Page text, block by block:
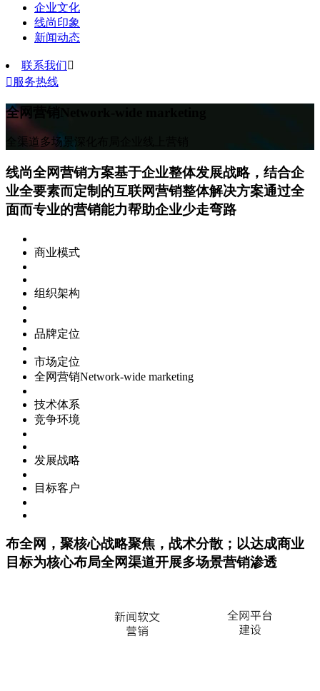
企业文化
线尚印象
新闻动态
联系我们
 服务热线
全网营销
全渠道多场景深化布局企业线上营销
线尚全网营销方案基于企业整体发展战略，结合企
业全要素而定制的互联网营销整体解决方案通过全
面而专业的营销能力帮助企业少走弯路
商业模式
组织架构
品牌定位
市场定位
全网营销Network-wide marketing
技术体系
竞争环境
发展战略
目标客户
布全网，聚核心战略聚焦，战术分散；以达成商业
目标为核心布局全网渠道开展多场景营销渗透